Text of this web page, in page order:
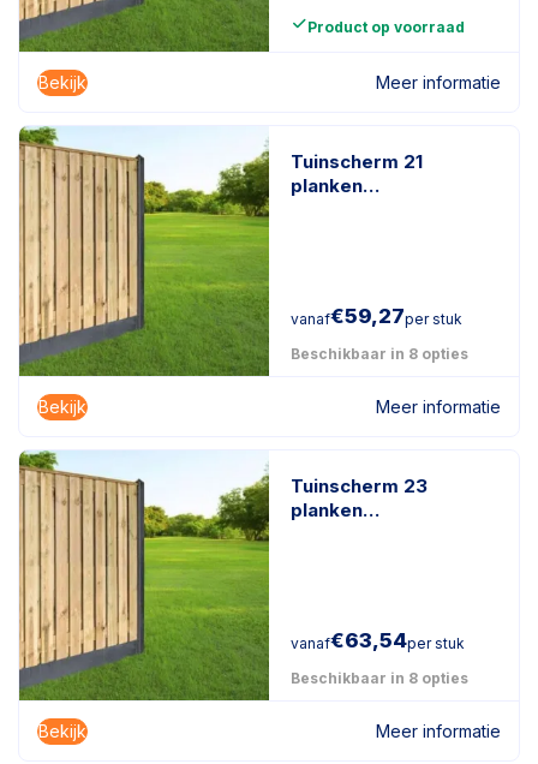
Product op voorraad
Bekijk Meer informatie
Tuinscherm 21
planken
vanaf€59,27per stuk
Beschikbaar in 8 opties
Bekijk Meer informatie
Tuinscherm 23
planken
vanaf€63,54per stuk
Beschikbaar in 8 opties
Bekijk Meer informatie